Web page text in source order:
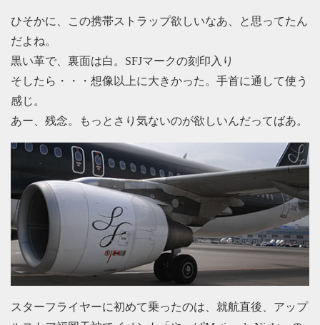
ひそかに、この携帯ストラップ欲しいなあ、と思ってたん
だよね。
黒い革で、裏面は白。SFJマークの刻印入り
そしたら・・・想像以上に大きかった。手首に通して使う
感じ。
あー、残念。もっとさり気ないのが欲しいんだってばあ。
スターフライヤーに初めて乗ったのは、就航直後、アップ